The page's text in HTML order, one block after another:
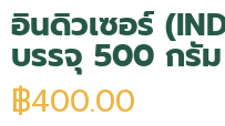
อินดิวเซอร์
บรรจุ 500 กรั
฿400.00